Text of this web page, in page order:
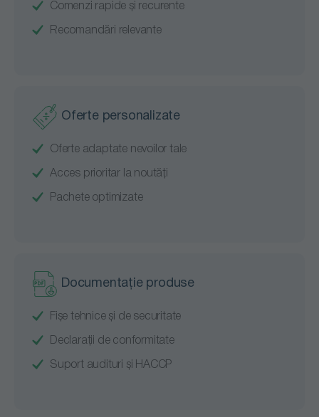
Comenzi rapide și recurente
Recomandări relevante
Oferte personalizate
Oferte adaptate nevoilor tale
Acces prioritar la noutăți
Pachete optimizate
Documentație produse
Fișe tehnice și de securitate
Declarații de conformitate
Suport audituri și HACCP